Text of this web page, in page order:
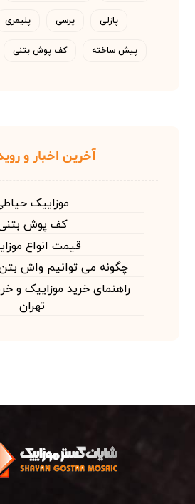
پازلی پرسی پلیمری
پیش ساخته کف پوش بتنی
آخرین اخبار و
موزاییک
کف پوش
قیمت انواع
چگونه می توانیم واش بتن
راهنمای خرید موزاییک و
تهران